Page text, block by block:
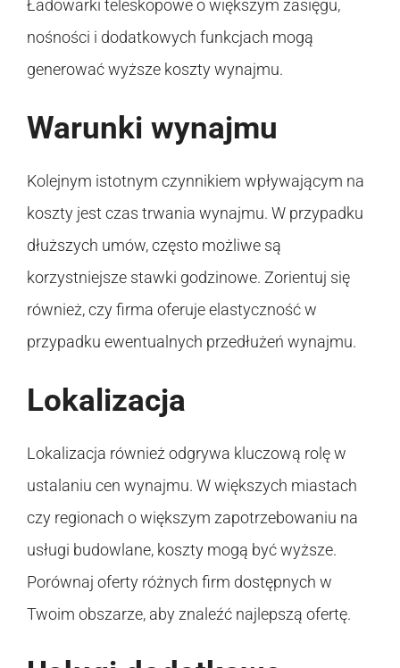
Ładowarki teleskopowe o większym zasięgu,
nośności i dodatkowych funkcjach mogą
generować wyższe koszty wynajmu.
Warunki wynajmu
Kolejnym istotnym czynnikiem wpływającym na
koszty jest czas trwania wynajmu. W przypadku
dłuższych umów, często możliwe są
korzystniejsze stawki godzinowe. Zorientuj się
również, czy firma oferuje elastyczność w
przypadku ewentualnych przedłużeń wynajmu.
Lokalizacja
Lokalizacja również odgrywa kluczową rolę w
ustalaniu cen wynajmu. W większych miastach
czy regionach o większym zapotrzebowaniu na
usługi budowlane, koszty mogą być wyższe.
Porównaj oferty różnych firm dostępnych w
Twoim obszarze, aby znaleźć najlepszą ofertę.